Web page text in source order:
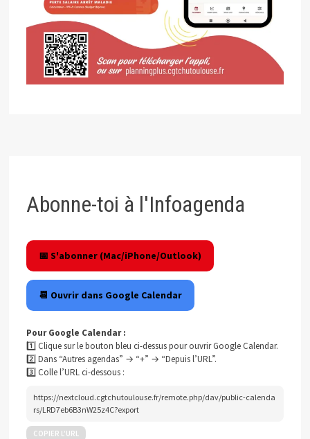
Abonne-toi à l'Infoagenda
📅 S'abonner (Mac/iPhone/Outlook)
📆 Ouvrir dans Google Calendar
Pour Google Calendar :
1️⃣ Clique sur le bouton bleu ci-dessus pour ouvrir Google Calendar.
2️⃣ Dans “Autres agendas” → “+” → “Depuis l’URL”.
3️⃣ Colle l’URL ci-dessous :
https://nextcloud.cgtchutoulouse.fr/remote.php/dav/public-calenda
rs/LRD7eb6B3nW25z4C?export
COPIER L’URL